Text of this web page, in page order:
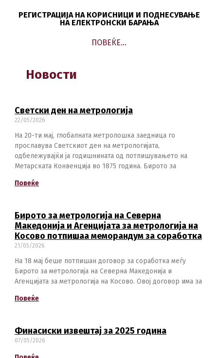
РЕГИСТРАЦИЈА НА КОРИСНИЦИ И ПОДНЕСУВАЊЕ
НА ЕЛЕКТРОНСКИ БАРАЊА
ПОВЕЌЕ…
Новости
Светски ден на метрологија
22/05/2026
На 20-ти мај, глобалната метролошка заедница го
прославува Светскиот ден на метрологијата,
одбележувајќи ја годишнината од потпишувањето на
Метарската Конвенција во 1875 година. Бирото за
Повеќе
Бирото за метрологија на Северна
Македонија и Агенцијата за метрологија на
Косово потпишаа меморандум за соработка
21/05/2026
На 18 мај беше потпишан договор за соработка меѓу
Бирото за метрологија на Северна Македонија и
Агенцијата за метрологија на Косово. Овој договор има за
Повеќе
Финасиски извештај за 2025 година
07/05/2026